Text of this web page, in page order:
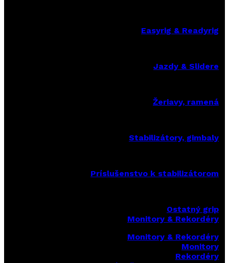
Easyrig & Readyrig
Jazdy & Slidere
Žeriavy, ramená
Stabilizátory, gimbaly
Príslušenstvo k stabilizátorom
Ostatný grip
Monitory & Rekordéry
Monitory & Rekordéry
Monitory
Rekordéry